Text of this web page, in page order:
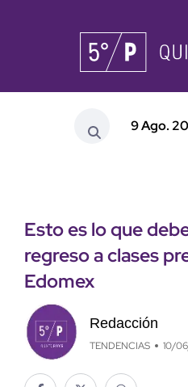
9 Ago.
Esto es lo que
regreso a clases
Edomex
Redacción
TENDENCIAS 10/